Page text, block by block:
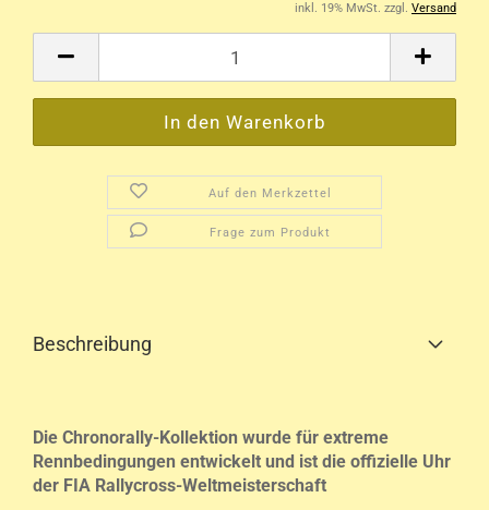
inkl. 19% MwSt. zzgl. Versand
Auf den Merkzettel
Frage zum Produkt
Beschreibung
Die Chronorally-Kollektion wurde für extreme
Rennbedingungen entwickelt und ist die offizielle Uhr
der FIA Rallycross-Weltmeisterschaft